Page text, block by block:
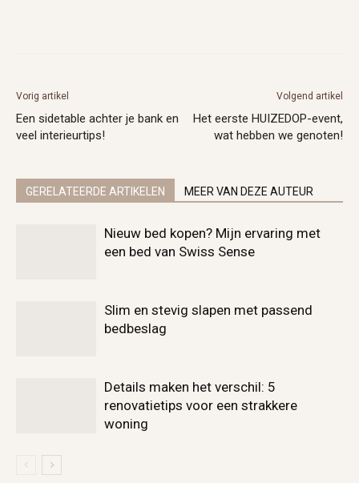
Vorig artikel
Een sidetable achter je bank en
veel interieurtips!
Volgend artikel
Het eerste HUIZEDOP-event,
wat hebben we genoten!
GERELATEERDE ARTIKELEN MEER VAN DEZE AUTEUR
Nieuw bed kopen? Mijn ervaring met
een bed van Swiss Sense
Slim en stevig slapen met passend
bedbeslag
Details maken het verschil: 5
renovatietips voor een strakkere
woning